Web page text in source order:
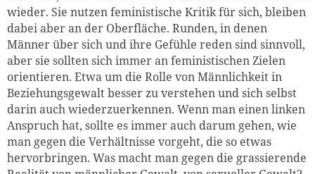
wieder. Sie nutzen feministische Kritik für sich, bleiben
dabei aber an der Oberfläche. Runden, in denen
Männer über sich und ihre Gefühle reden sind sinnvoll,
aber sie sollten sich immer an feministischen Zielen
orientieren. Etwa um die Rolle von Männlichkeit in
Beziehungsgewalt besser zu verstehen und sich selbst
darin auch wiederzuerkennen. Wenn man einen linken
Anspruch hat, sollte es immer auch darum gehen, wie
man gegen die Verhältnisse vorgeht, die so etwas
hervorbringen. Was macht man gegen die grassierende